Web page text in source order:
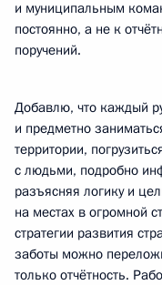
и муниципальным
постоянно, а не к
поручений.
Добавлю, что каждый
и предметно
территории,
с людьми, подробно
разъясняя логику и
на местах в огромной
стратегии развития
заботы можно
только отчётность.